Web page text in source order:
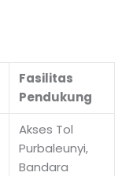
Fasilitas
Pendukung
Akses Tol
Purbaleunyi,
Bandara